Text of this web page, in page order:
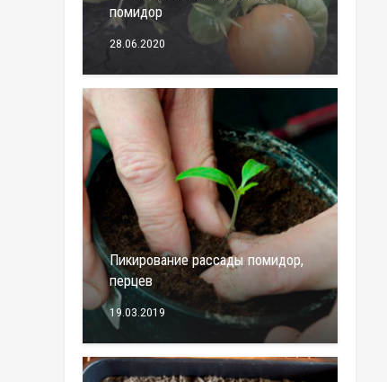
помидор
28.06.2020
Пикирование рассады помидор,
перцев
19.03.2019